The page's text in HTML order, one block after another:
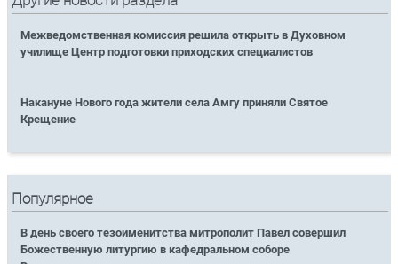
Межведомственная комиссия решила открыть в Духовном
училище Центр подготовки приходских специалистов
Накануне Нового года жители села Амгу приняли Святое
Крещение
Популярное
В день своего тезоименитства митрополит Павел совершил
Божественную литургию в кафедральном соборе